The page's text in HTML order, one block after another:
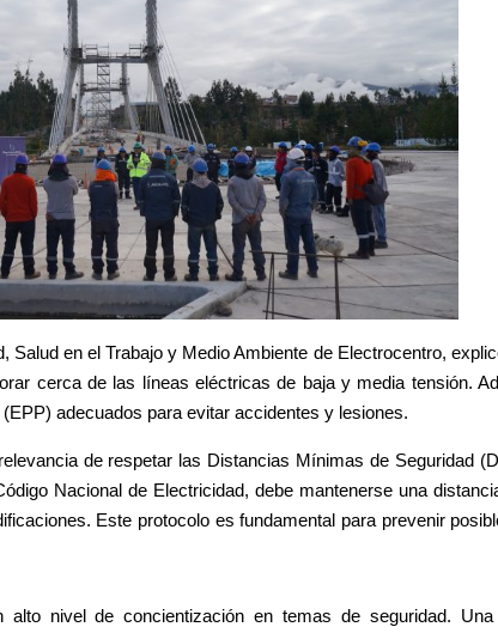
Salud en el Trabajo y Medio Ambiente de Electrocentro,
cerca de las líneas eléctricas de baja y media tensión.
adecuados para evitar accidentes y lesiones.
de respetar las Distancias Mínimas de Seguridad
Nacional de Electricidad, debe mantenerse una
Este protocolo es fundamental para prevenir
nivel de concientización en temas de seguridad.